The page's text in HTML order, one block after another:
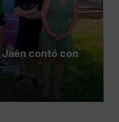
Jaén contó con